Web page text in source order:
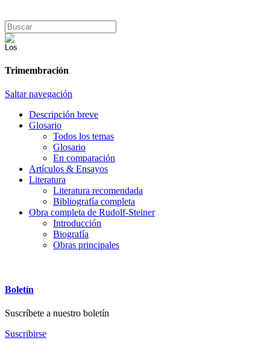
Trimembración
Saltar navegación
Descripción breve
Glosario
Todos los temas
Glosario
En comparación
Artículos & Ensayos
Literatura
Literatura recomendada
Bibliografía completa
Obra completa de Rudolf-Steiner
Introducción
Biografía
Obras principales
Boletín
Suscríbete a nuestro boletín
Suscribirse